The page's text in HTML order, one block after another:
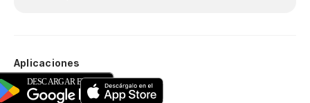
Aplicaciones